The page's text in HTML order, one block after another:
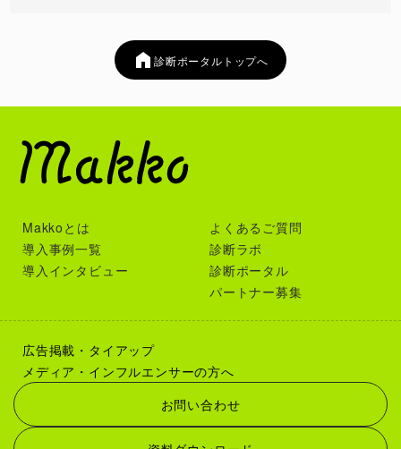
診断ポータルトップへ
Makkoとは
導入事例一覧
導入インタビュー
よくあるご質問
診断ラボ
診断ポータル
パートナー募集
広告掲載・タイアップ
メディア・インフルエンサーの方へ
お問い合わせ